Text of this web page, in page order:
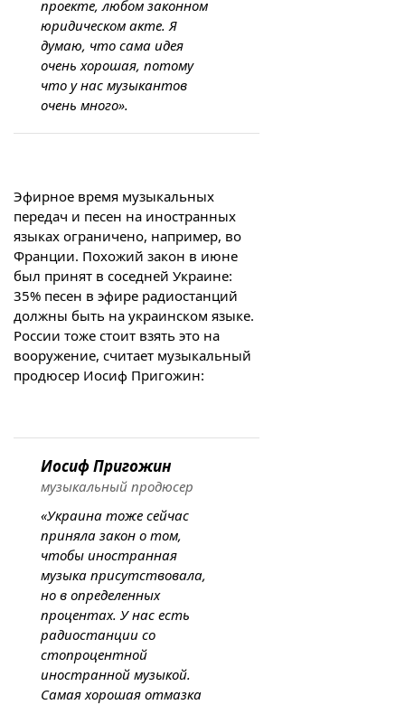
проекте, любом законном
юридическом акте. Я
думаю, что сама идея
очень хорошая, потому
что у нас музыкантов
очень много».
Эфирное время музыкальных
передач и песен на иностранных
языках ограничено, например, во
Франции. Похожий закон в июне
был принят в соседней Украине:
35% песен в эфире радиостанций
должны быть на украинском языке.
России тоже стоит взять это на
вооружение, считает музыкальный
продюсер Иосиф Пригожин:
Иосиф Пригожин
музыкальный продюсер
«Украина тоже сейчас
приняла закон о том,
чтобы иностранная
музыка присутствовала,
но в определенных
процентах. У нас есть
радиостанции со
стопроцентной
иностранной музыкой.
Самая хорошая отмазка